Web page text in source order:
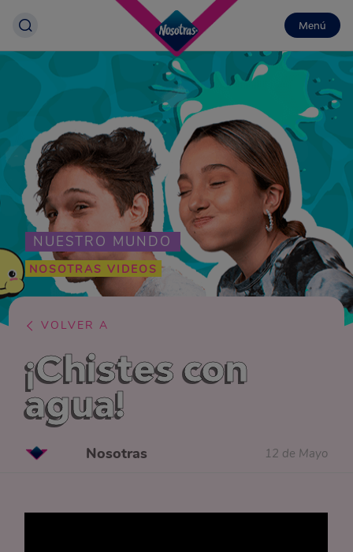
Menú
NUESTRO MUNDO
NOSOTRAS VIDEOS
VOLVER A
¡Chistes con
agua!
Nosotras 12 de Mayo